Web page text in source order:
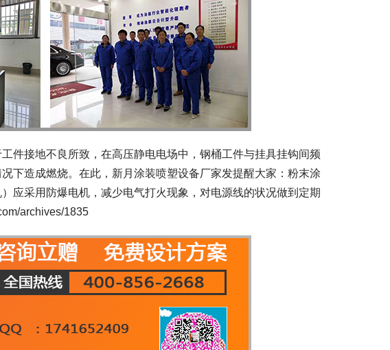
件接地不良所致，在高压静电电场中，钢桶工件与挂具挂钩间频
下造成燃烧。在此，新月涂装喷塑设备厂家发提醒大家：粉末涂
应采用防爆电机，减少电气打火现象，对电源线的状况做到定期
archives/1835